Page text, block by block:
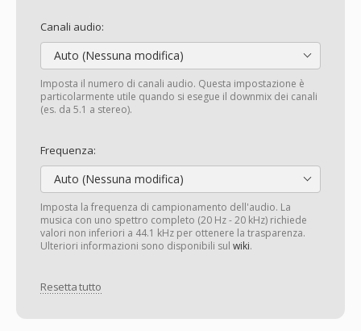
Canali audio:
Auto (Nessuna modifica)
Imposta il numero di canali audio. Questa impostazione è
particolarmente utile quando si esegue il downmix dei canali
(es. da 5.1 a stereo).
Frequenza:
Auto (Nessuna modifica)
Imposta la frequenza di campionamento dell'audio. La
musica con uno spettro completo (20 Hz - 20 kHz) richiede
valori non inferiori a 44.1 kHz per ottenere la trasparenza.
Ulteriori informazioni sono disponibili sul wiki.
Resetta tutto